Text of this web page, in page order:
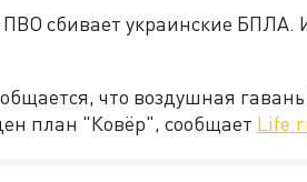
сбивает украинские
что воздушная
план "Ковёр", сообщает